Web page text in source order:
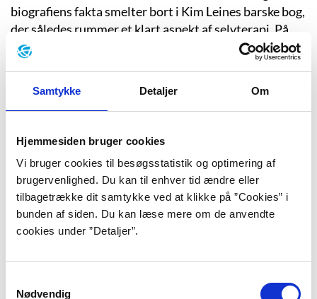
Samtykke Detaljer Om
Hjemmesiden bruger cookies
Vi bruger cookies til besøgsstatistik og optimering af
brugervenlighed. Du kan til enhver tid ændre eller
tilbagetrække dit samtykke ved at klikke på ”Cookies” i
bunden af siden. Du kan læse mere om de anvendte
cookies under ”Detaljer”.
Nødvendig
biografiens fakta smelter bort i Kim Leines barske bog,
der således rummer et klart aspekt af selvterapi. På
spørgsmålet om det har hjulpet ham at skrive, siger
”Ja. Fordi en del af forbandelsen ved al misbrug
nu med bogen, kender alle mine venner pludselig til det. Jeg
at det er blevet mere konkret: En bog, jeg kan åbne og
fuld musik. Politiken, 2007-02-10).
Valget af genrebetegnelsen erindringsroman
begrunder Leine på følgende måde:”Det er en roman i
formen og en erindringsbog i indholdet. Ordet roman